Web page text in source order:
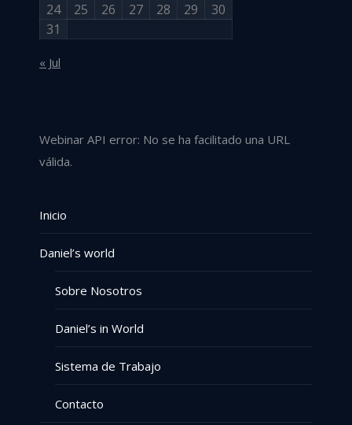
24
25 26 27 28 29
30
31
« Jul
Webinar API error: No se ha facilitado una URL
válida.
Inicio
Daniel’s world
Sobre Nosotros
Daniel’s in World
Sistema de Trabajo
Contacto